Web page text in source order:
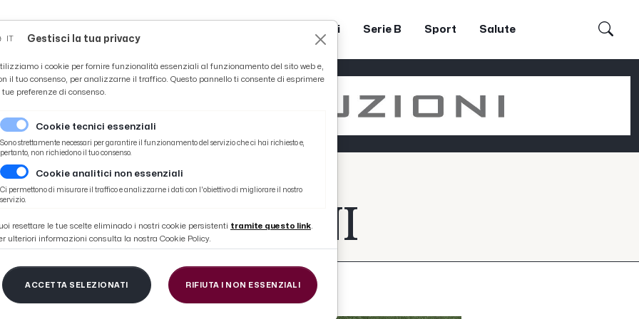
Coppa Teodori Serie B Sport Salute
IACHINI
Gestisci la tua privacy
i cookie per fornire funzionalità essenziali al funzionamento del sito web e,
il tuo consenso, per analizzarne il traffico. Questo pannello ti consente di esprimere
tue preferenze di consenso.
Cookie tecnici essenziali
Sono strettamente necessari per garantire il funzionamento del servizio che ci hai richiesto e,
pertanto, non richiedono il tuo consenso.
Cookie analitici non essenziali
Ci permettono di misurare il traffico e analizzarne i dati con l'obiettivo di migliorare il nostro
servizio.
resettare le tue scelte eliminado i nostri cookie persistenti tramite questo link.
ulteriori informazioni consulta la nostra Cookie Policy.
ACCETTA SELEZIONATI RIFIUTA I NON ESSENZIALI